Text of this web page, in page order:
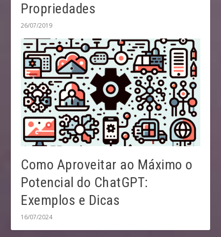
Propriedades
26/07/2019
Como Aproveitar ao Máximo o
Potencial do ChatGPT:
Exemplos e Dicas
16/07/2024